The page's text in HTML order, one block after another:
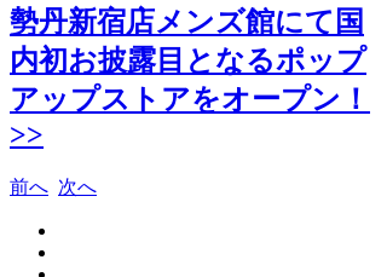
勢丹新宿店メンズ館にて国
内初お披露目となるポップ
アップストアをオープン！
>>
前へ 次へ